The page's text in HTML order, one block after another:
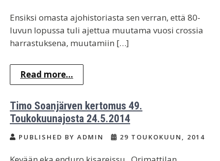
Ensiksi omasta ajohistoriasta sen verran, että 80-
luvun lopussa tuli ajettua muutama vuosi crossia
harrastuksena, muutamiin […]
Read more...
Timo Soanjärven kertomus 49.
Toukokuunajosta 24.5.2014
PUBLISHED BY ADMIN 29 TOUKOKUUN, 2014